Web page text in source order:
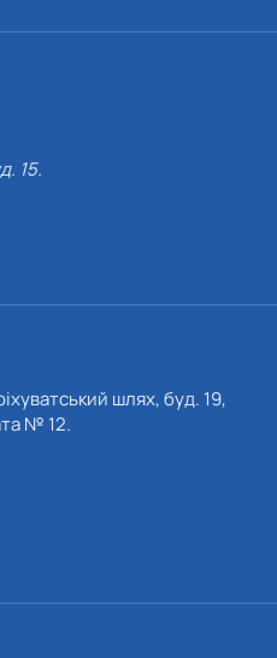
15.
шлях, буд. 19,
№ 12.